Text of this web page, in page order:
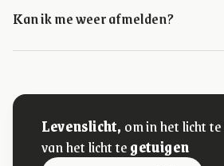
Kan ik me weer afmelden?
Levenslicht, om in het licht te
van het licht tegetuigen